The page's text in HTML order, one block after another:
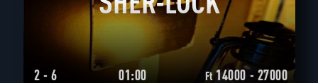
2 - 6 01:00 Ft14000 - 27000